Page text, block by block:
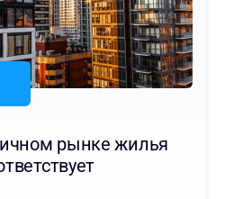
рынке жилья